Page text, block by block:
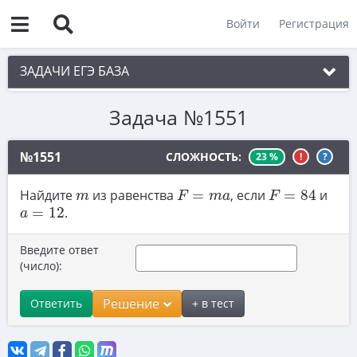
Войти Регистрация
ЗАДАЧИ ЕГЭ БАЗА
1. Простые текстовые задачи
2. Величины и значения
3. Графики, диаграммы, таблицы
4. Вычисления по формуле
5. Теория вероятностей
6. Выбор подходящих вариантов
7. Функции и производные
8. Выбор утверждений
9. Фигуры на квадратной решетке.
Задача №1551
№1551 СЛОЖНОСТЬ: 23 % ! ?
Найдите m
m из равенства F = ma
F= a , если F = 84
F= 84 и
a = 12
a=12 .
Введите ответ
(число):
Ответить Решение + в тест